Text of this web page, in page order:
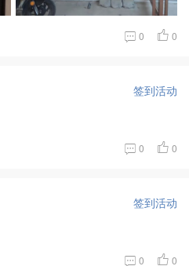
0 0
签到活动
0 0
签到活动
0 0